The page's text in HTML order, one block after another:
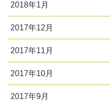
2018年1月
2017年12月
2017年11月
2017年10月
2017年9月